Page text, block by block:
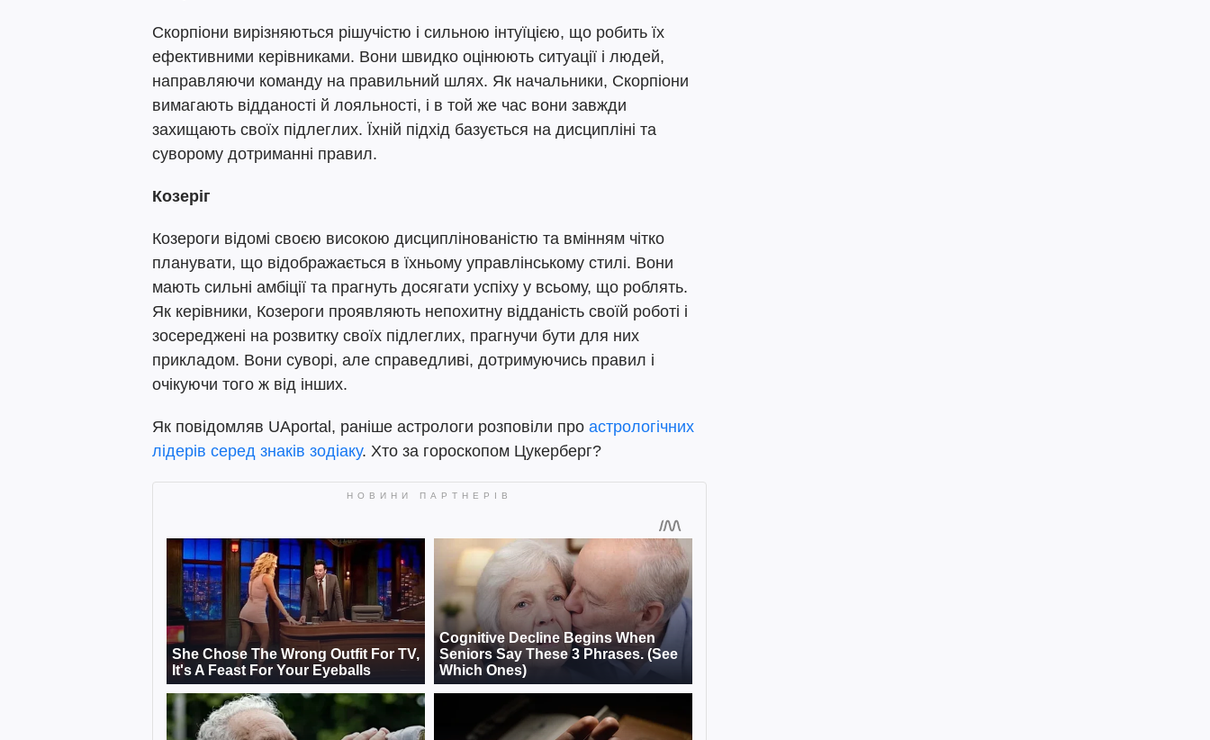
Скорпіони вирізняються рішучістю і сильною інтуїцією, що робить їх
ефективними керівниками. Вони швидко оцінюють ситуації і людей,
направляючи команду на правильний шлях. Як начальники, Скорпіони
вимагають відданості й лояльності, і в той же час вони завжди
захищають своїх підлеглих. Їхній підхід базується на дисципліні та
суворому дотриманні правил.
Козеріг
Козероги відомі своєю високою дисциплінованістю та вмінням чітко
планувати, що відображається в їхньому управлінському стилі. Вони
мають сильні амбіції та прагнуть досягати успіху у всьому, що роблять.
Як керівники, Козероги проявляють непохитну відданість своїй роботі і
зосереджені на розвитку своїх підлеглих, прагнучи бути для них
прикладом. Вони суворі, але справедливі, дотримуючись правил і
очікуючи того ж від інших.
Як повідомляв UAportal, раніше астрологи розповіли про астрологічних
лідерів серед знаків зодіаку. Хто за гороскопом Цукерберг?